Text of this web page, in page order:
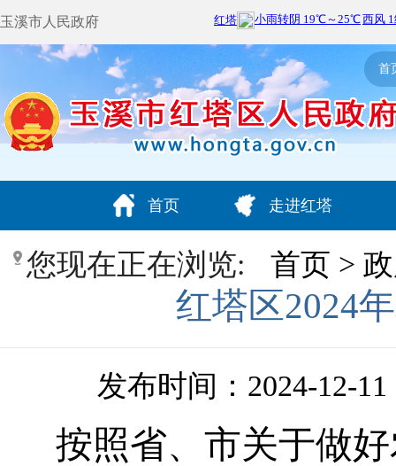
玉溪市人民政府
首
首页 走进红塔
您现在正在浏览: 首页 >
红塔区2024
发布时间：2024-12-11
按照省、市关于做